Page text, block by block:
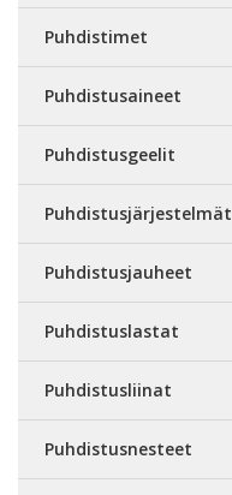
Puhdistimet
Puhdistusaineet
Puhdistusgeelit
Puhdistusjärjestelmät
Puhdistusjauheet
Puhdistuslastat
Puhdistusliinat
Puhdistusnesteet